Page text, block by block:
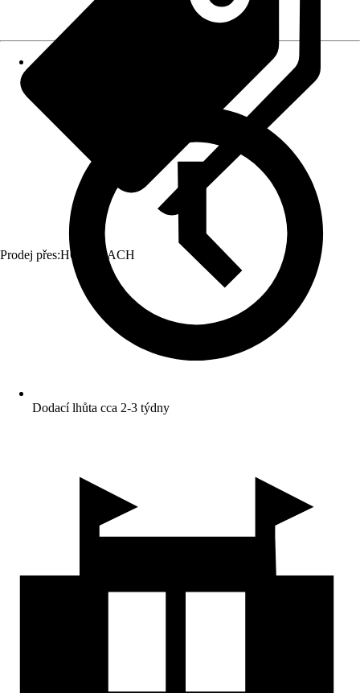
Prodej přes:HORNBACH
Dodací lhůta cca 2-3 týdny